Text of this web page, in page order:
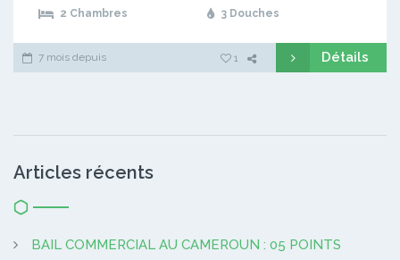
2 Chambres 3 Douches
7 mois depuis 1 Détails
Articles récents
BAIL COMMERCIAL AU CAMEROUN : 05 POINTS